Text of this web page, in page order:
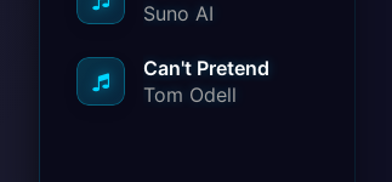
Suno AI
Can't Pretend
Tom Odell